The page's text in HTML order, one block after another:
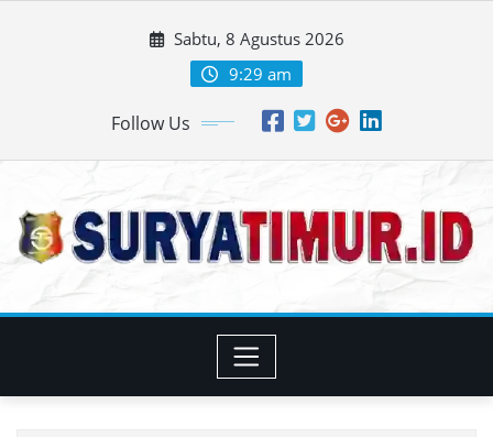
Sabtu, 8 Agustus 2026
9:29 am
Follow Us